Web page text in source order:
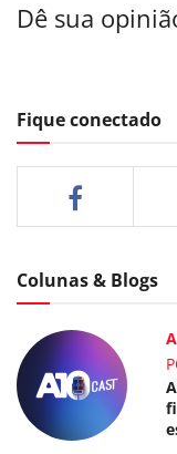
Dê sua
Fique conectado
Colunas & Blogs